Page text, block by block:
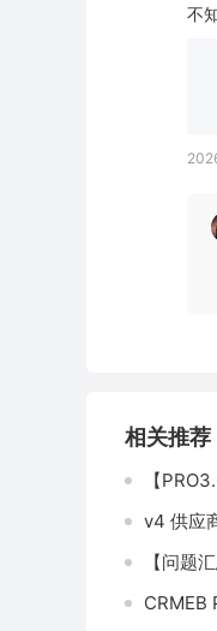
不
相关推荐
【
v4 供应
【问题
CRMEB